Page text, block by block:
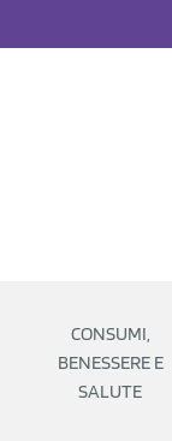
CONSUMI,
BENESSERE E
SALUTE